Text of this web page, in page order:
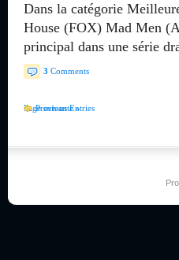
Dans la catégorie
House (FOX) Mad Men
principal dans une série
3 Comments
Previous Entries
Page suivante »